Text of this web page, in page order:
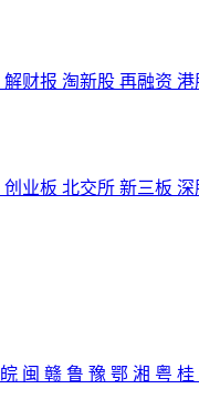
解财报 淘新股 再融资
创业板 北交所 新三板
皖 闽 赣 鲁 豫 鄂 湘 粤 桂